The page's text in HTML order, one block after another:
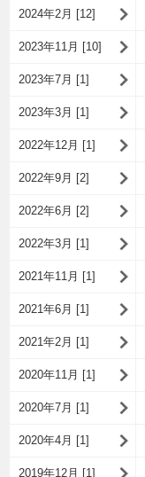
2024年2月 [12]
2023年11月 [10]
2023年7月 [1]
2023年3月 [1]
2022年12月 [1]
2022年9月 [2]
2022年6月 [2]
2022年3月 [1]
2021年11月 [1]
2021年6月 [1]
2021年2月 [1]
2020年11月 [1]
2020年7月 [1]
2020年4月 [1]
2019年12月 [1]